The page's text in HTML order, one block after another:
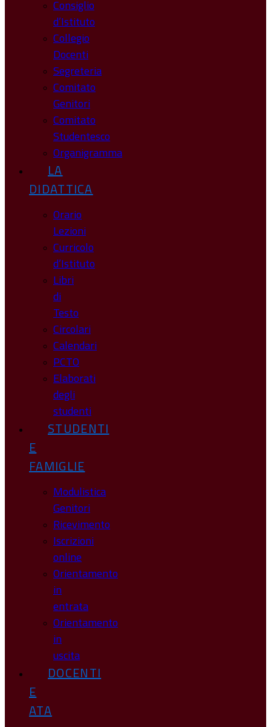
Consiglio
d’Istituto
Collegio
Docenti
Segreteria
Comitato
Genitori
Comitato
Studentesco
Organigramma
LA
DIDATTICA
Orario
Lezioni
Curricolo
d’Istituto
Libri
di
Testo
Circolari
Calendari
PCTO
Elaborati
degli
studenti
STUDENTI
E
FAMIGLIE
Modulistica
Genitori
Ricevimento
Iscrizioni
online
Orientamento
in
entrata
Orientamento
in
uscita
DOCENTI
E
ATA